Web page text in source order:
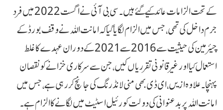
کے تحت الزامات عائد کیے گئے ہیں۔ سی بی آئی نے اگست 2022 میں فرد
جرم داخل کی تھی، جس میں الزام لگایا گیا کہ امانت اللہ نے وقف بورڈ کے
چیئرمین کی حیثیت سے 2016 سے 2021 کے دوران عہدے کا غلط
استعمال کیا اور غیر قانونی تقرریاں کیں، جن سے سرکاری خزانے کو نقصان
پہنچا۔ علاوہ ازیں، ای ڈی بھی منی لانڈرنگ کی جانچ کر رہی ہے، جس میں
امانت اللہ پر بدعنوانی کی دولت کو رئیل اسٹیٹ میں لگانے کا الزام ہے۔